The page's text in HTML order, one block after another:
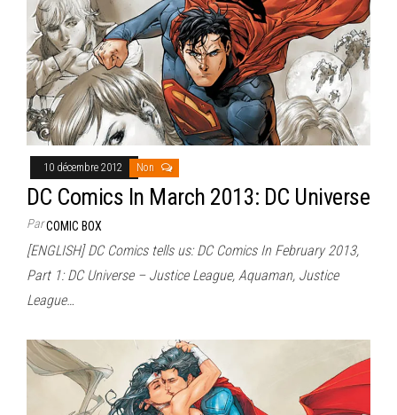
10 décembre 2012 Non
DC Comics In March 2013: DC Universe
ParCOMIC BOX
[ENGLISH] DC Comics tells us: DC Comics In February 2013,
Part 1: DC Universe – Justice League, Aquaman, Justice
League…